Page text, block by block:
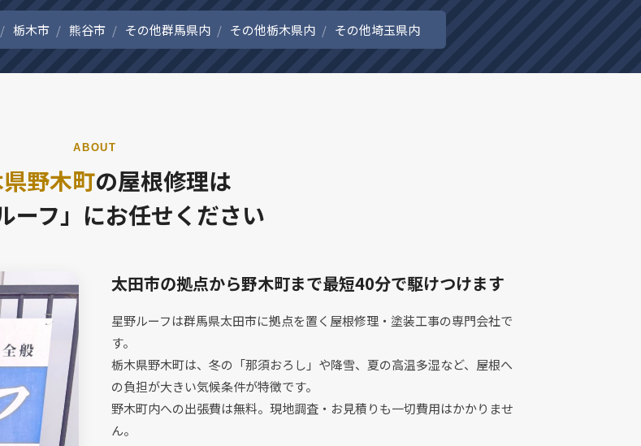
栃木市 熊谷市 その他群馬県内 その他栃木県内 その他埼玉県内
ABOUT
野木町の屋根修理は
ーフ」にお任せください
太田市の拠点から野木町まで最短40分で駆けつけます
星野ルーフは群馬県太田市に拠点を置く屋根修理・塗装工事の専門会社で
す。
栃木県野木町は、冬の「那須おろし」や降雪、夏の高温多湿など、屋根へ
の負担が大きい気候条件が特徴です。
野木町内への出張費は無料。現地調査・お見積りも一切費用はかかりませ
ん。